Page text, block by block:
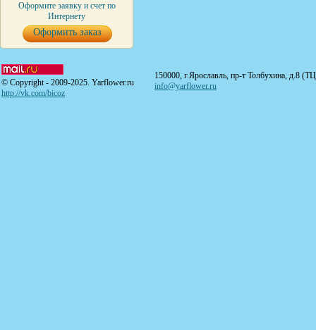
Оформите заявку и счет по
Интернету
Оформить заказ
© Copyright - 2009-2025. Yarflower.ru
http://vk.com/bicoz
150000, г.Ярославль, пр-т Толбухина, д.8
info@yarflower.ru